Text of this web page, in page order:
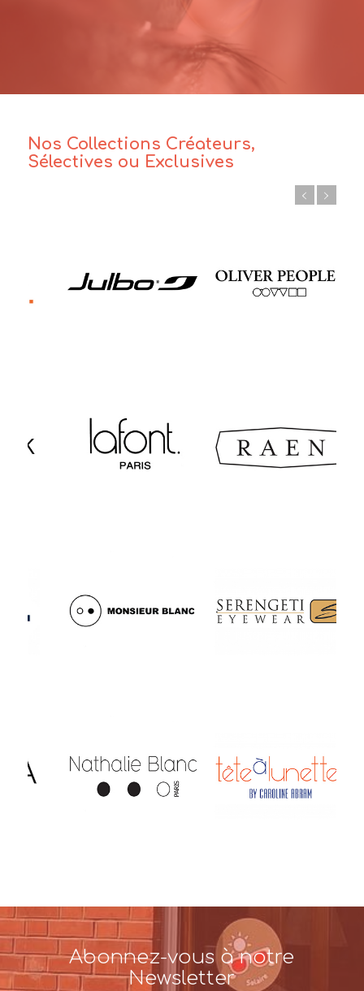
Nos Collections Créateurs,
Sélectives ou Exclusives
Abonnez-vous à notre
Newsletter